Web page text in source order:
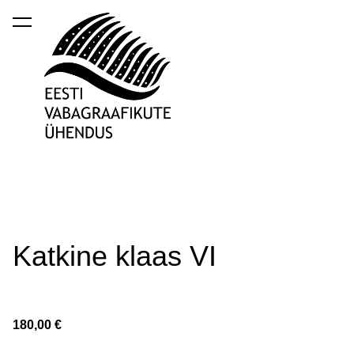
lisati ostukorvi.
Katkine klaas VI
180,00 €